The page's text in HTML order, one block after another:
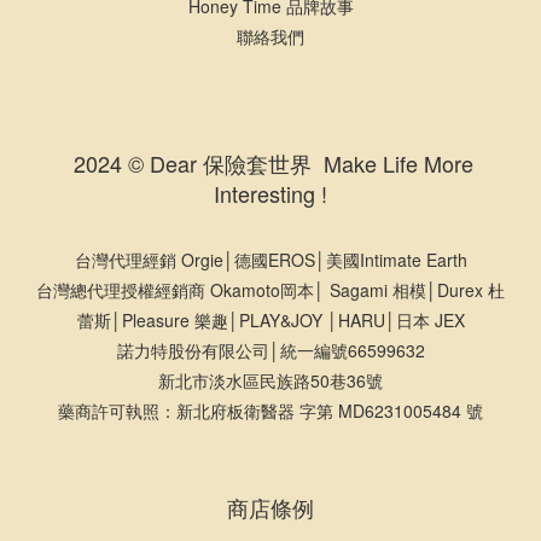
Honey Time 品牌故事
聯絡我們
2024 © Dear 保險套世界 Make Life More
Interesting !
台灣代理經銷 Orgie│德國EROS│美國Intimate Earth
台灣總代理授權經銷商 Okamoto岡本│ Sagami 相模│Durex 杜
蕾斯│Pleasure 樂趣│PLAY&JOY │HARU│日本 JEX
諾力特股份有限公司│統一編號66599632
新北市淡水區民族路50巷36號
藥商許可執照：新北府板衛醫器 字第 MD6231005484 號
商店條例